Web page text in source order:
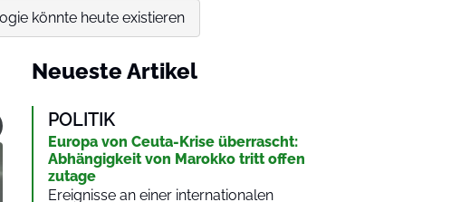
könnte heute existieren
Neueste Artikel
POLITIK
Europa von Ceuta-Krise überrascht:
Abhängigkeit von Marokko tritt offen
zutage
Ereignisse an einer internationalen